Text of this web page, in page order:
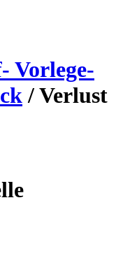
Vorlege-
/Verlust